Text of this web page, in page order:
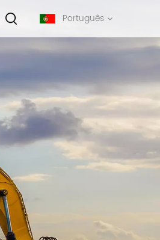
Português
français
русский
español
português